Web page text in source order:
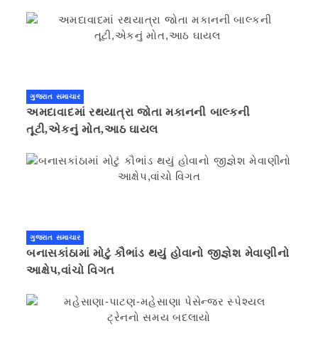
ગુજરાત સમાચાર
અમદાવાદમાં રથયાત્રા જોતા મકાનની બાલ્કની
તૂટી,એકનું મોત,આઠ ઘાયલ
ગુજરાત સમાચાર
બનાસકાંઠામાં મોટું કૌભાંડ થયું હોવાનો જીજ્ઞેશ મેવાણીનો
આક્ષેપ,વાંચો વિગત